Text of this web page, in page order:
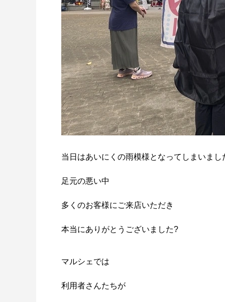
当日はあいにくの雨模様となってしまいまし
足元の悪い中
多くのお客様にご来店いただき
本当にありがとうございました?
マルシェでは
利用者さんたちが